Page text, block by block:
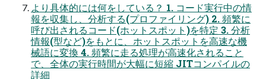
より具体的には何をしている？ 1. コード実行中の情
報を収集し、分析する(プロファイリング) 2. 頻繁に
呼び出されるコード(ホットスポット)を特定 3. 分析
情報(型など)をもとに、ホットスポットを高速な機
械語に変換 4. 頻繁に走る処理が高速化されること
で、全体の実行時間が大幅に短縮 JITコンパイルの
詳細